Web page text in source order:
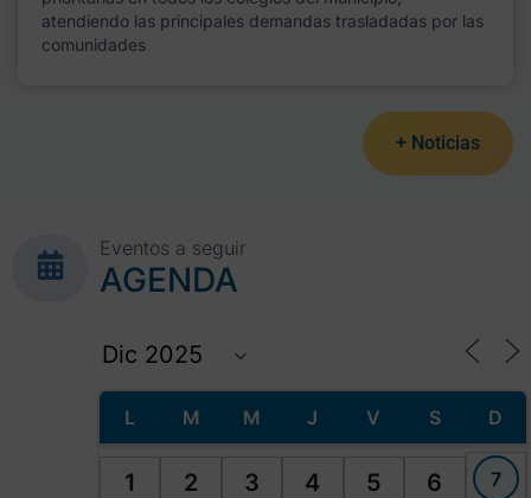
atendiendo las principales demandas trasladadas por las
comunidades
+ Noticias
Eventos a seguir
AGENDA
L M M J V S D
1 2 3 4 5 6 7